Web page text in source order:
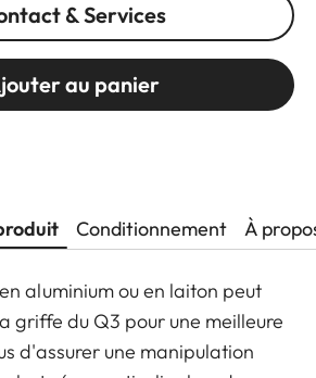
& Services
au panier
Conditionnement À
aluminium ou en laiton peut
griffe du Q3 pour une meilleure
d'assurer une manipulation